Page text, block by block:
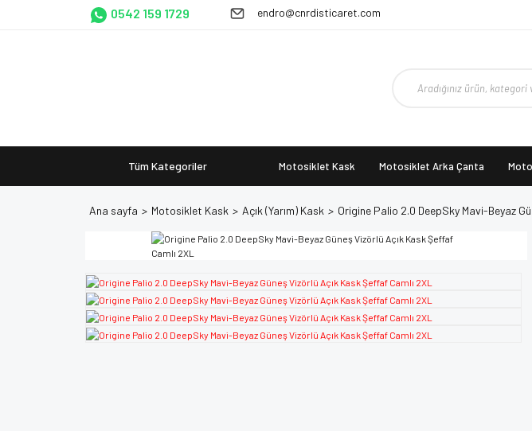
0542 159 1729 endro@cnrdisticaret.com
Tüm Kategoriler Motosiklet Kask Motosiklet Arka Çanta
Ana sayfa Motosiklet Kask Açık (Yarım) Kask Origine Palio 2.0 DeepSky Mavi-Beyaz